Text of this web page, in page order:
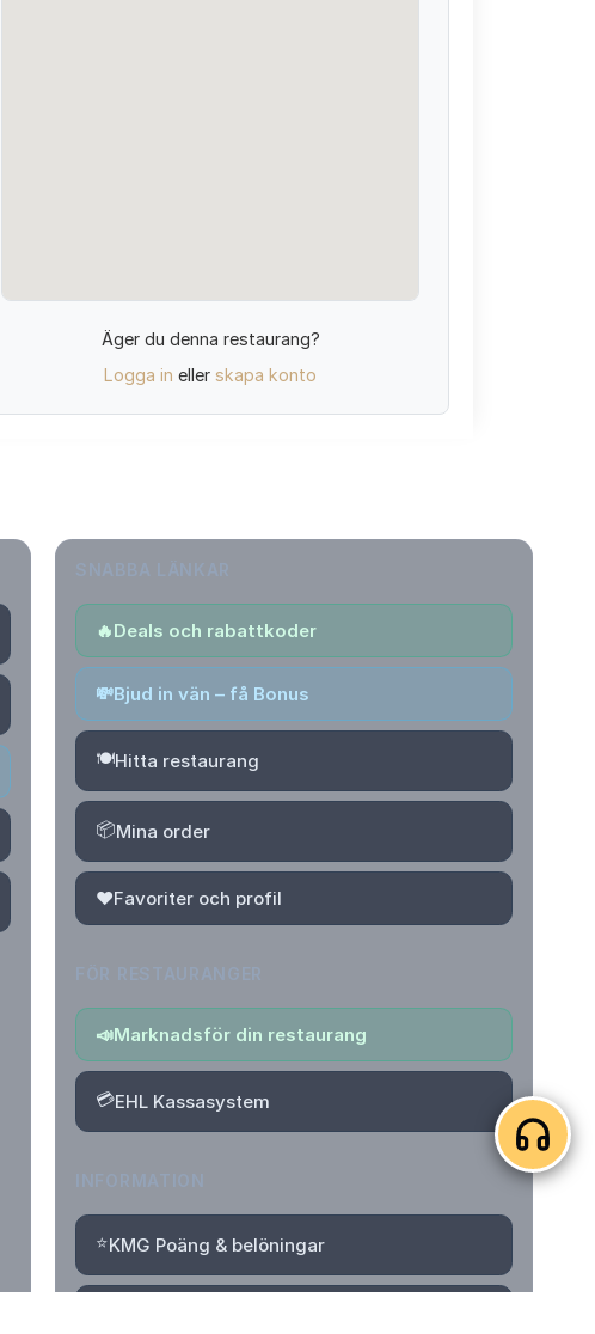
Äger du denna restaurang?
Logga in eller skapa konto
🔥Deals och rabattkoder
💸Bjud in vän – få Bonus
🍽️Hitta restaurang
📦Mina order
❤️Favoriter och profil
📣Marknadsför din restaurang
💳EHL Kassasystem
⭐KMG Poäng & belöningar